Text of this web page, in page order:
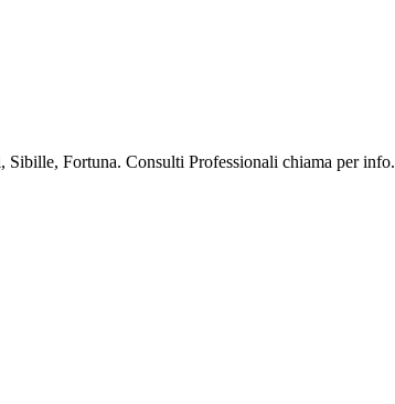
Fortuna. Consulti Professionali chiama per info.